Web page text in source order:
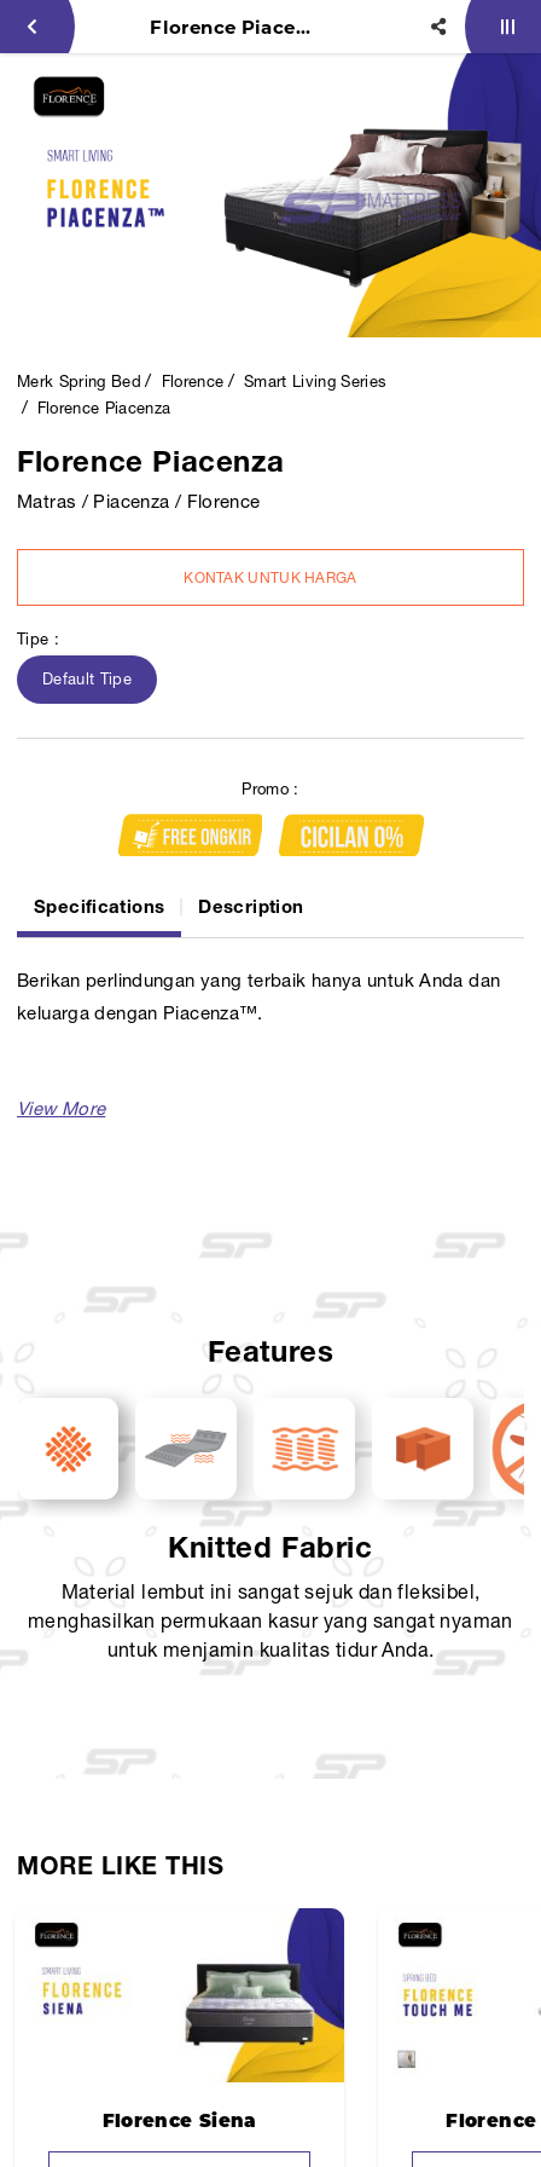
Florence Piacenza
Merk Spring Bed Florence
Smart Living Series
Florence Piacenza
Florence Piacenza
Matras / Piacenza / Florence
KONTAK UNTUK HARGA
Tipe :
Default Tipe
Promo :
Specifications Description
Berikan perlindungan yang terbaik hanya untuk Anda dan
keluarga dengan Piacenza™.
Spesifikasi penting Piacenza sebagai berikut :
Single (100 x 200)
Queen (160 x 200)
King (180 x 200)
Super King (200 x 200)
Mattress Thickness : 25 cm
Comfort Layer : Knit fabric, Spine Support Foam, Motion
Comfort Layer
Features
Knitted Fabric
Material lembut ini sangat sejuk dan fleksibel,
menghasilkan permukaan kasur yang sangat nyaman
untuk menjamin kualitas tidur Anda.
MORE LIKE THIS
Florence Siena Florence